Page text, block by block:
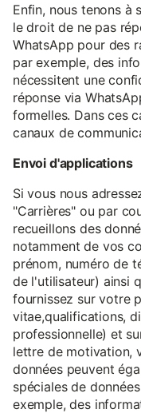
Enfin, nous tenons à
le droit de ne pas
WhatsApp pour des
par exemple, des
nécessitent une
réponse via
formelles. Dans ces
canaux de
Envoi d'applications
Si vous nous
"Carrières" ou par
recueillons des
notamment de vos
prénom, numéro de
de l'utilisateur) ainsi
fournissez sur votre
vitae,qualifications,
professionnelle) et
lettre de motivation,
données peuvent
spéciales de
exemple, des